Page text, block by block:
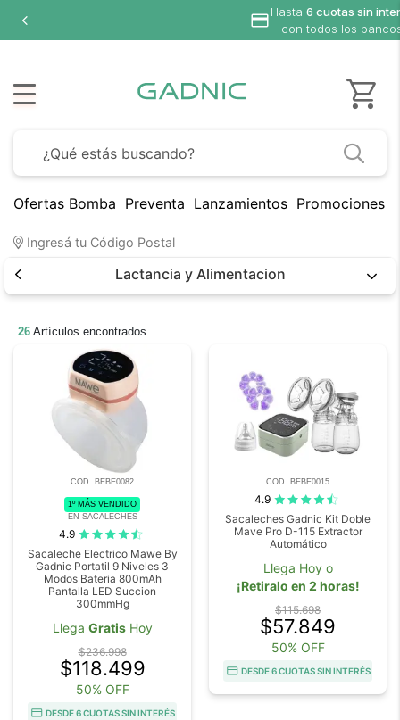
Hasta 6 cuotas sin
con todos los
Ofertas Bomba Preventa Lanzamientos Promociones
Ingresá tu Código Postal
Lactancia y Alimentacion
26 Artículos encontrados
COD. BEBE0082
1º MÁS VENDIDO
EN SACALECHES
4.9
Sacaleche Electrico Mawe By
Gadnic Portatil 9 Niveles 3
Modos Bateria 800mAh
Pantalla LED Succion
300mmHg
Llega GratisHoy
$236.998
$118.499
50% OFF
DESDE 6 CUOTAS SIN INTERÉS
COD. BEBE0015
4.9
Sacaleches Gadnic Kit Doble
Mave Pro D-115 Extractor
Automático
Llega Hoy o
¡Retiralo en 2 horas!
$115.698
$57.849
50% OFF
DESDE 6 CUOTAS SIN INTERÉS